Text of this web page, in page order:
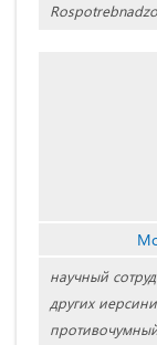
научный
других